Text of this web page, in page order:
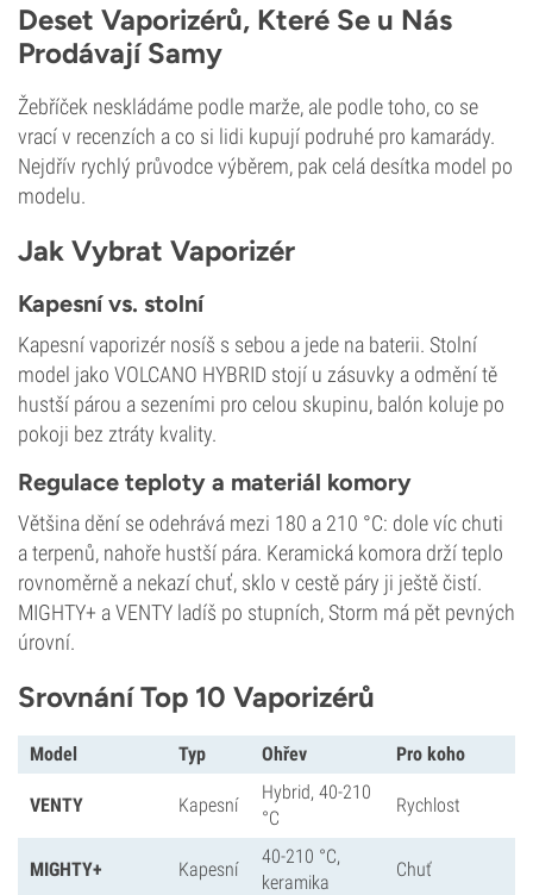
Deset Vaporizérů, Které Se u Nás
Prodávají Samy
Žebříček neskládáme podle marže, ale podle toho, co se
vrací v recenzích a co si lidi kupují podruhé pro kamarády.
Nejdřív rychlý průvodce výběrem, pak celá desítka model po
modelu.
Jak Vybrat Vaporizér
Kapesní vs. stolní
Kapesní vaporizér nosíš s sebou a jede na baterii. Stolní
model jako VOLCANO HYBRID stojí u zásuvky a odmění tě
hustší párou a sezeními pro celou skupinu, balón koluje po
pokoji bez ztráty kvality.
Regulace teploty a materiál komory
Většina dění se odehrává mezi 180 a 210 °C: dole víc chuti
a terpenů, nahoře hustší pára. Keramická komora drží teplo
rovnoměrně a nekazí chuť, sklo v cestě páry ji ještě čistí.
MIGHTY+ a VENTY ladíš po stupních, Storm má pět pevných
úrovní.
Srovnání Top 10 Vaporizérů
Model Typ Ohřev Pro koho
VENTY Kapesní
Hybrid, 40-210
°C
Rychlost
MIGHTY+ Kapesní
40-210 °C,
keramika
Chuť